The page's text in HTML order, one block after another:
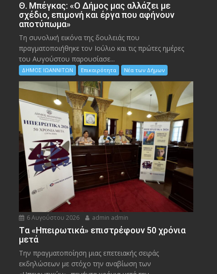
Θ. Μπέγκας: «Ο Δήμος μας αλλάζει με
σχέδιο, επιμονή και έργα που αφήνουν
αποτύπωμα»
Τη συνολική εικόνα της δουλειάς που
πραγματοποιήθηκε τον Ιούλιο και τις πρώτες ημέρες
του Αυγούστου παρουσίασε...
ΔΗΜΟΣ ΙΩΑΝΝΙΤΩΝ Επικαιρότητα Νέα των Δήμων
6 Αυγούστου 2026 admin admin
Tα «Ηπειρωτικά» επιστρέφουν 50 χρόνια
μετά
Την πραγματοποίηση μιας επετειακής σειράς
εκδηλώσεων με στόχο την αναβίωση των